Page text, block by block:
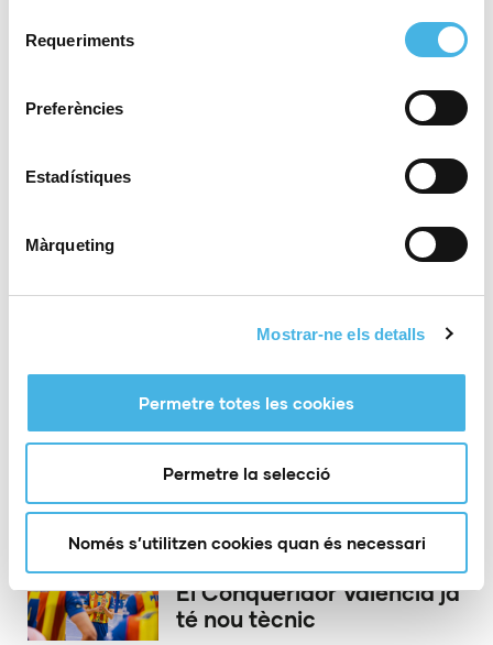
Requeriments
Preferències
Estadístiques
Màrqueting
Mostrar-ne els detalls
Permetre totes les cookies
Permetre la selecció
Només s’utilitzen cookies quan és necessari
Comunitat de l’Esport
obra l’ascens a Asobal
València tornarà a acollir
El PAS Alcoi acomiada a
dos dels seus herois
d’Europa
21 de maig de 2026
El Conqueridor València ja
té nou tècnic